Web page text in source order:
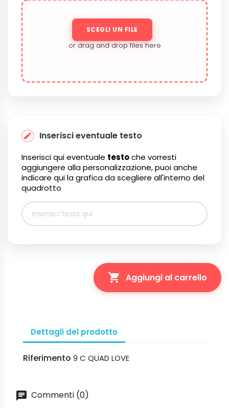
SCEGLI UN FILE
or drag and drop files here
Inserisci eventuale testo
Inserisci qui eventuale testoche vorresti
aggiungere alla personalizzazione, puoi anche
indicare qui la grafica da scegliere all'interno del
quadrotto
 Aggiungi al carrello
Dettagli del prodotto
Riferimento 9 C QUAD LOVE
Commenti (0)